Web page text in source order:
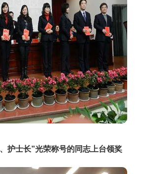
护士长”光荣称号的同志上台领奖